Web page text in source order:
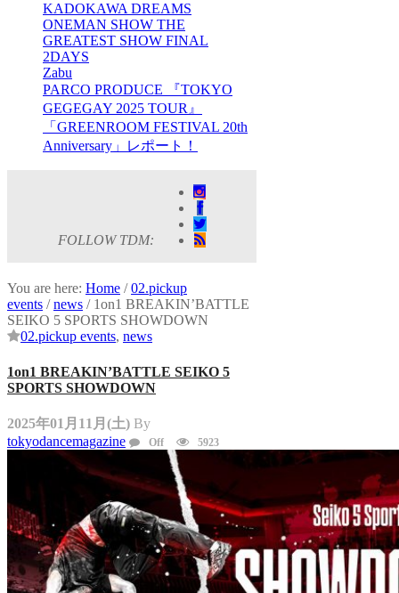
KADOKAWA DREAMS
ONEMAN SHOW THE
GREATEST SHOW FINAL
2DAYS
Zabu
PARCO PRODUCE 『TOKYO
GEGEGAY 2025 TOUR』
「GREENROOM FESTIVAL 20th
Anniversary」レポート！
FOLLOW TDM:
You are here: Home /02.pickup
events /news / 1on1 BREAKIN’BATTLE
SEIKO 5 SPORTS SHOWDOWN
02.pickup events, news
1on1 BREAKIN’BATTLE SEIKO 5
SPORTS SHOWDOWN
2025年01月11月(土) By
tokyodancemagazine
Off 5923